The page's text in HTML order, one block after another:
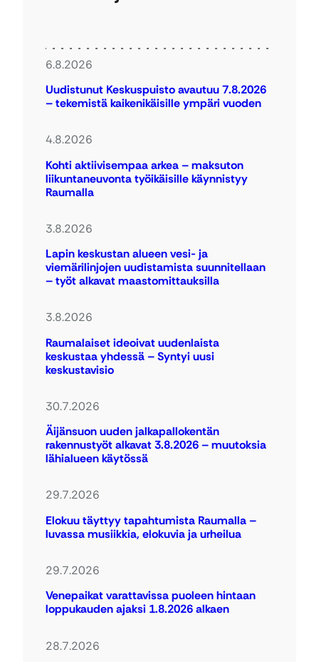
6.8.2026
Uudistunut Keskuspuisto avautuu 7.8.2026
– tekemistä kaikenikäisille ympäri vuoden
4.8.2026
Kohti aktiivisempaa arkea – maksuton
liikuntaneuvonta työikäisille käynnistyy
Raumalla
3.8.2026
Lapin keskustan alueen vesi- ja
viemärilinjojen uudistamista suunnitellaan
– työt alkavat maastomittauksilla
3.8.2026
Raumalaiset ideoivat uudenlaista
keskustaa yhdessä – Syntyi uusi
keskustavisio
30.7.2026
Äijänsuon uuden jalkapallokentän
rakennustyöt alkavat 3.8.2026 – muutoksia
lähialueen käytössä
29.7.2026
Elokuu täyttyy tapahtumista Raumalla –
luvassa musiikkia, elokuvia ja urheilua
29.7.2026
Venepaikat varattavissa puoleen hintaan
loppukauden ajaksi 1.8.2026 alkaen
28.7.2026